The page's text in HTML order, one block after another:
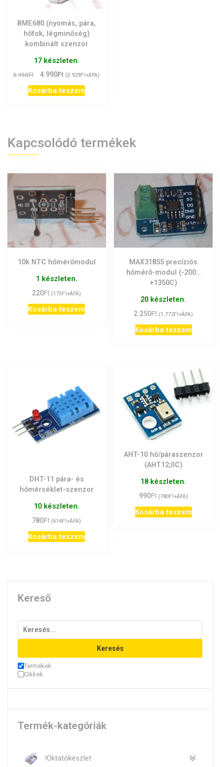
BME680 (nyomás, pára,
hőfok, légminőség)
kombinált szenzor
17 készleten.
5.950Ft
Original
price
was:
4.990Ft Current
price
is:
(3.929Ft+ÁFA)
Kosárba teszem
Kapcsolódó termékek
10k NTC hőmérőmodul
1 készleten.
220Ft (173Ft+ÁFA)
Kosárba teszem
MAX31855 precíziós
hőmérő-modul (-200…
+1350C)
20 készleten.
2.250Ft (1.772Ft+ÁFA)
Kosárba teszem
DHT-11 pára- és
hőmérséklet-szenzor
10 készleten.
780Ft (614Ft+ÁFA)
Kosárba teszem
AHT-10 hő/páraszenzor
(AHT12;IIC)
18 készleten.
990Ft (780Ft+ÁFA)
Kosárba teszem
Kereső
Keresés
Termékek
Cikkek
Termék-kategóriák
!Oktatókészlet